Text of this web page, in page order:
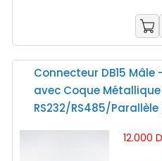
Connecteur DB15 Mâle
avec Coque Métallique
RS232/RS485/
12.000